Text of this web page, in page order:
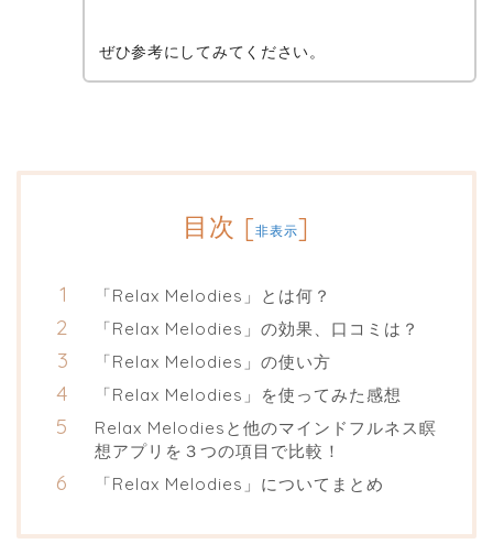
ぜひ参考にしてみてください。
目次 [非表示]
「Relax Melodies」とは何？
「Relax Melodies」の効果、口コミは？
「Relax Melodies」の使い方
「Relax Melodies」を使ってみた感想
Relax Melodiesと他のマインドフルネス瞑
想アプリを３つの項目で比較！
「Relax Melodies」についてまとめ